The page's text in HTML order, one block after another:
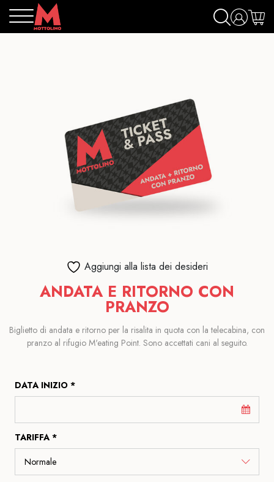
Aggiungi alla lista dei desideri
ANDATA E RITORNO CON
PRANZO
Biglietto di andata e ritorno per la risalita in quota con la telecabina, con
pranzo al rifugio M'eating Point. Sono accettati cani al seguito.
DATA INIZIO *
TARIFFA *